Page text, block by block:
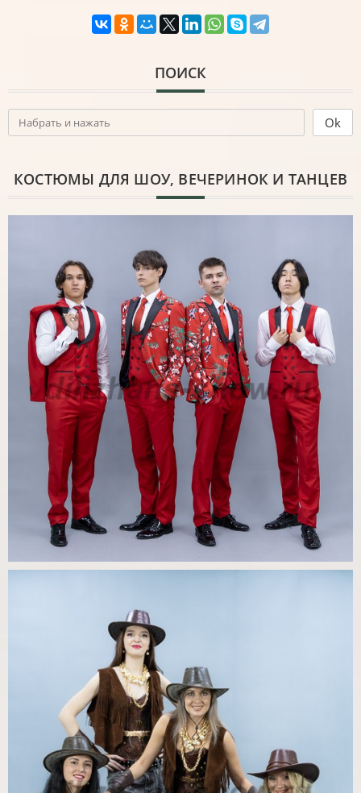
ПОИСК
КОСТЮМЫ ДЛЯ ШОУ, ВЕЧЕРИНОК И ТАНЦЕВ